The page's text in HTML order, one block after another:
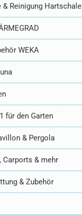
& Reinigung Hartschale
WEKA
für den Garten
& Pergola
Carports & mehr
& Zubehör